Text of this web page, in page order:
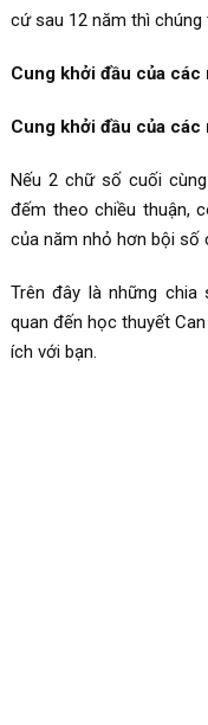
cứ sau 12 năm thì
Cung khởi đầu của
Cung khởi đầu của
Nếu 2 chữ số cuối
đếm theo chiều thuận,
của năm nhỏ hơn bội số
Trên đây là những
quan đến học thuyết
ích với bạn.